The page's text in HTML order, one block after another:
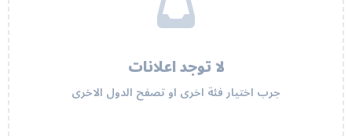
لا توجد اعلانات
جرب اختيار فئة اخرى او تصفح الدول الاخرى